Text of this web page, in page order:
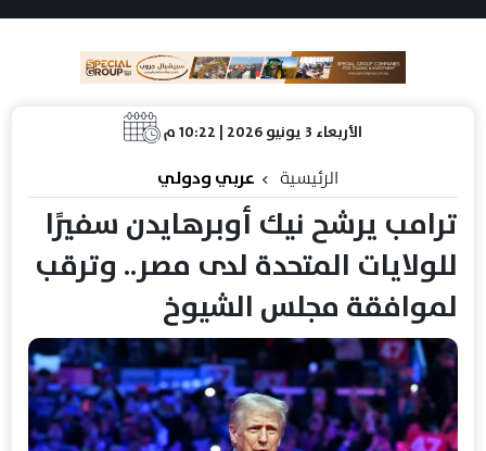
الأربعاء 3 يونيو 2026 | 10:22 م
الرئيسية عربي ودولي
ترامب يرشح نيك أوبرهايدن سفيرًا
للولايات المتحدة لدى مصر.. وترقب
لموافقة مجلس الشيوخ